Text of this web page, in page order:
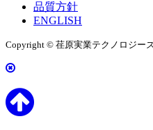
品質方針
ENGLISH
Copyright © 荏原実業テクノロジー